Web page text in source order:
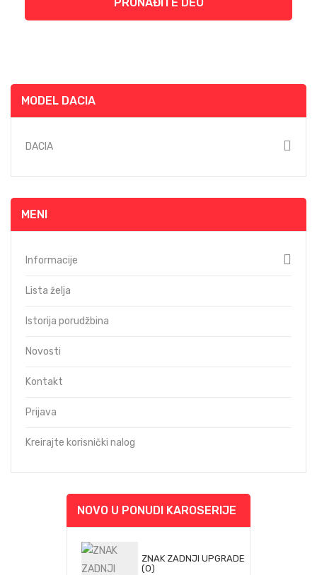
PRONAĐITE DEO
MODEL DACIA
DACIA
MENI
Informacije
Lista želja
Istorija porudžbina
Novosti
Kontakt
Prijava
Kreirajte korisnički nalog
NOVO U PONUDI KAROSERIJE
ZNAK ZADNJI UPGRADE
(O)